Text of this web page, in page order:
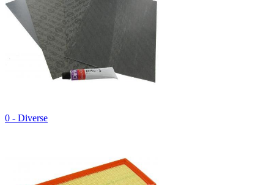
0 - Diverse